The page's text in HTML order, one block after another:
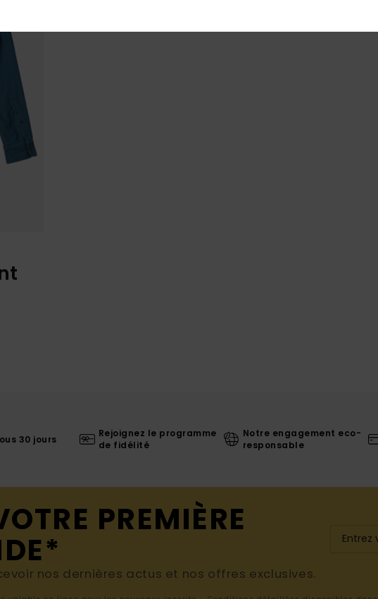
30 jours
Rejoignez le programme
de fidélité
Notre engagement eco-
responsable
PREMIÈRE
nos dernières actus et nos offres exclusives.